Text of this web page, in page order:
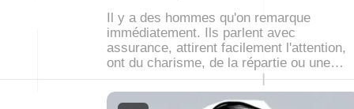
Il y a des hommes qu'on remarque
immédiatement. Ils parlent avec
assurance, attirent facilement l'attention,
ont du charisme, de la répartie ou une…